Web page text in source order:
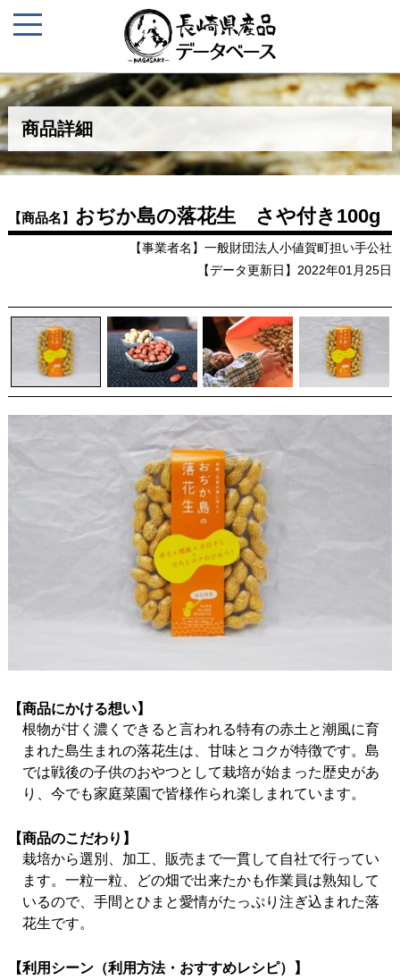
商品詳細
【商品名】 おぢか島の落花生 さや付き100g
【事業者名】一般財団法人小値賀町担い手公社
【データ更新日】2022年01月25日
【商品にかける想い】
根物が甘く濃くできると言われる特有の赤土と潮風に育
まれた島生まれの落花生は、甘味とコクが特徴です。島
では戦後の子供のおやつとして栽培が始まった歴史があ
り、今でも家庭菜園で皆様作られ楽しまれています。
【商品のこだわり】
栽培から選別、加工、販売まで一貫して自社で行ってい
ます。一粒一粒、どの畑で出来たかも作業員は熟知して
いるので、手間とひまと愛情がたっぷり注ぎ込まれた落
花生です。
【利用シーン（利用方法・おすすめレシピ）】